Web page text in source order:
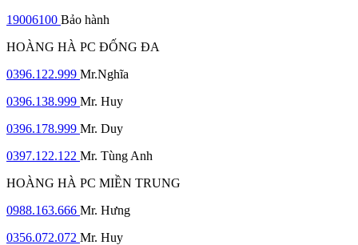
19006100 Bảo hành
HOÀNG HÀ PC ĐỐNG ĐA
0396.122.999 Mr.Nghĩa
0396.138.999 Mr. Huy
0396.178.999 Mr. Duy
0397.122.122 Mr. Tùng Anh
HOÀNG HÀ PC MIỀN TRUNG
0988.163.666 Mr. Hưng
0356.072.072 Mr. Huy